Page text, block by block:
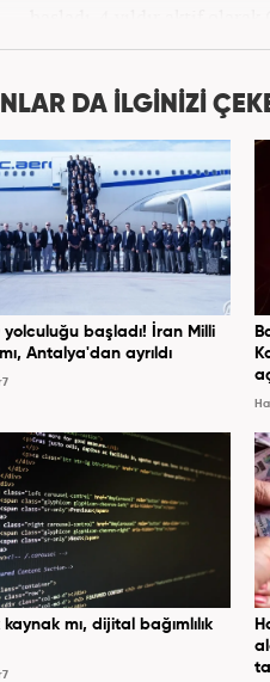
başladı. 4 yıldır aktif
Kanal 7 Medya
DA İLGİNİZİ
yolculuğu başladı! İran Milli
Antalya'dan ayrıldı
kaynak mı, dijital bağımlılık